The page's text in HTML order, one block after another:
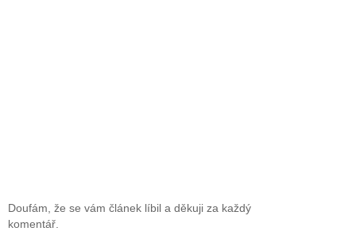
Doufám, že se vám článek líbil a děkuji za každý
komentář.